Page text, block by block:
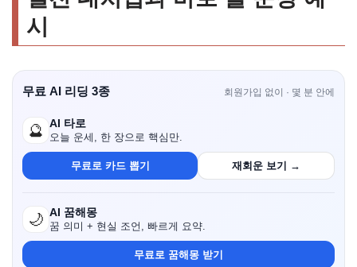
시
무료 AI 리딩 3종 회원가입 없이 · 몇 분 안에
🔮 AI 타로
오늘 운세, 한 장으로 핵심만.
무료로 카드 뽑기 재회운 보기 →
🌙 AI 꿈해몽
꿈 의미 + 현실 조언, 빠르게 요약.
무료로 꿈해몽 받기